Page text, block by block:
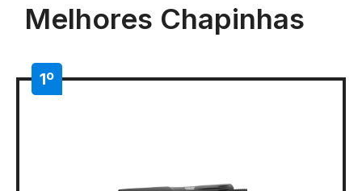
Melhores Chapinhas
1º